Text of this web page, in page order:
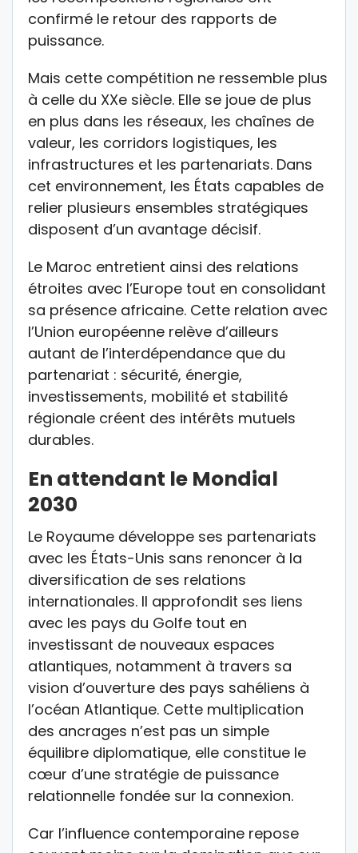
confirmé le retour des rapports de
puissance.
Mais cette compétition ne ressemble plus
à celle du XXe siècle. Elle se joue de plus
en plus dans les réseaux, les chaînes de
valeur, les corridors logistiques, les
infrastructures et les partenariats. Dans
cet environnement, les États capables de
relier plusieurs ensembles stratégiques
disposent d’un avantage décisif.
Le Maroc entretient ainsi des relations
étroites avec l’Europe tout en consolidant
sa présence africaine. Cette relation avec
l’Union européenne relève d’ailleurs
autant de l’interdépendance que du
partenariat : sécurité, énergie,
investissements, mobilité et stabilité
régionale créent des intérêts mutuels
durables.
En attendant le Mondial
2030
Le Royaume développe ses partenariats
avec les États-Unis sans renoncer à la
diversification de ses relations
internationales. Il approfondit ses liens
avec les pays du Golfe tout en
investissant de nouveaux espaces
atlantiques, notamment à travers sa
vision d’ouverture des pays sahéliens à
l’océan Atlantique. Cette multiplication
des ancrages n’est pas un simple
équilibre diplomatique, elle constitue le
cœur d’une stratégie de puissance
relationnelle fondée sur la connexion.
Car l’influence contemporaine repose